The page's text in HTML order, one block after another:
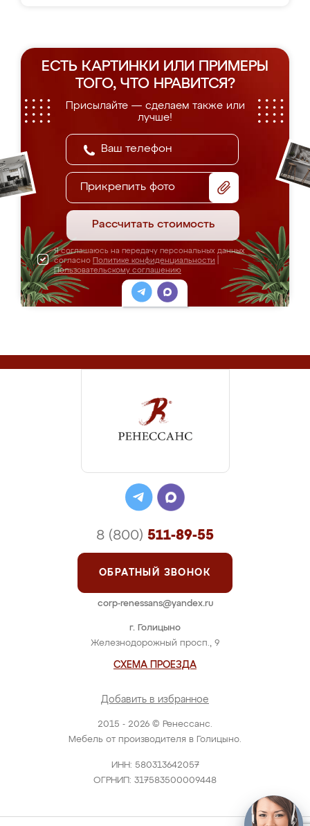
ЕСТЬ КАРТИНКИ ИЛИ ПРИМЕРЫ
ТОГО, ЧТО НРАВИТСЯ?
Присылайте — сделаем также или
лучше!
Прикрепить фото
Рассчитать стоимость
Я соглашаюсь на передачу персональных данных
согласно Политике конфиденциальности
Пользовательскому соглашению
2015 - 2026 © Ренессанс.
Мебель от производителя в Голицыно.
ИНН: 580313642057
ОГРНИП: 317583500009448
г. Голицыно
Железнодорожный просп., 9
СХЕМА ПРОЕЗДА
Добавить в избранное
8 (800) 511-89-55
ОБРАТНЫЙ ЗВОНОК
corp-renessans@yandex.ru